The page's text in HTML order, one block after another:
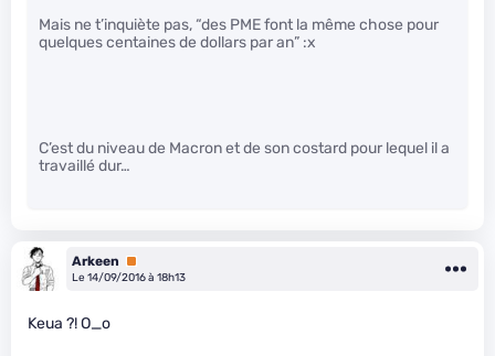
Mais ne t’inquiète pas, “des PME font la même chose pour
quelques centaines de dollars par an” :x
C’est du niveau de Macron et de son costard pour lequel il a
travaillé dur…
Arkeen
Premium
Le 14/09/2016 à 18h13
Keua ?! O_o